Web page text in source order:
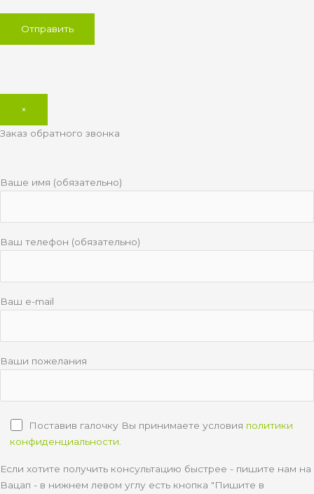
×
Заказ обратного звонка
Ваше имя (обязательно)
Ваш телефон (обязательно)
Ваш e-mail
Ваши пожелания
Поставив галочку Вы принимаете условия политики
конфиденциальности
Если хотите получить консультацию быстрее - пишите нам на
Вацап - в нижнем левом углу есть кнопка "Пишите в